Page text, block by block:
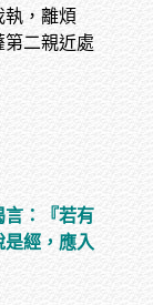
執，離煩
二親近處
言：『若有
經，應入